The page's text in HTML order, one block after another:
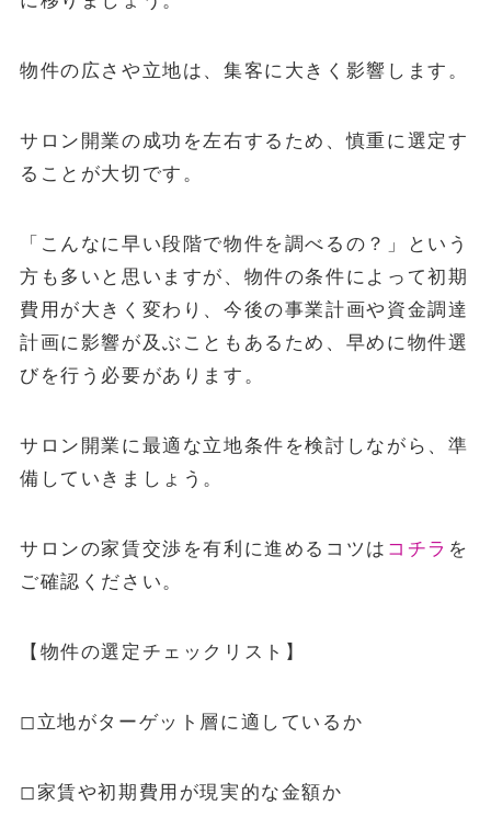
物件の広さや立地は、集客に大きく影響します。
サロン開業の成功を左右するため、慎重に選定す
ることが大切です。
「こんなに早い段階で物件を調べるの？」という
方も多いと思いますが、物件の条件によって初期
費用が大きく変わり、今後の事業計画や資金調達
計画に影響が及ぶこともあるため、早めに物件選
びを行う必要があります。
サロン開業に最適な立地条件を検討しながら、準
備していきましょう。
サロンの家賃交渉を有利に進めるコツは コチラ を
ご確認ください。
【物件の選定チェックリスト】
◻︎立地がターゲット層に適しているか
◻︎家賃や初期費用が現実的な金額か